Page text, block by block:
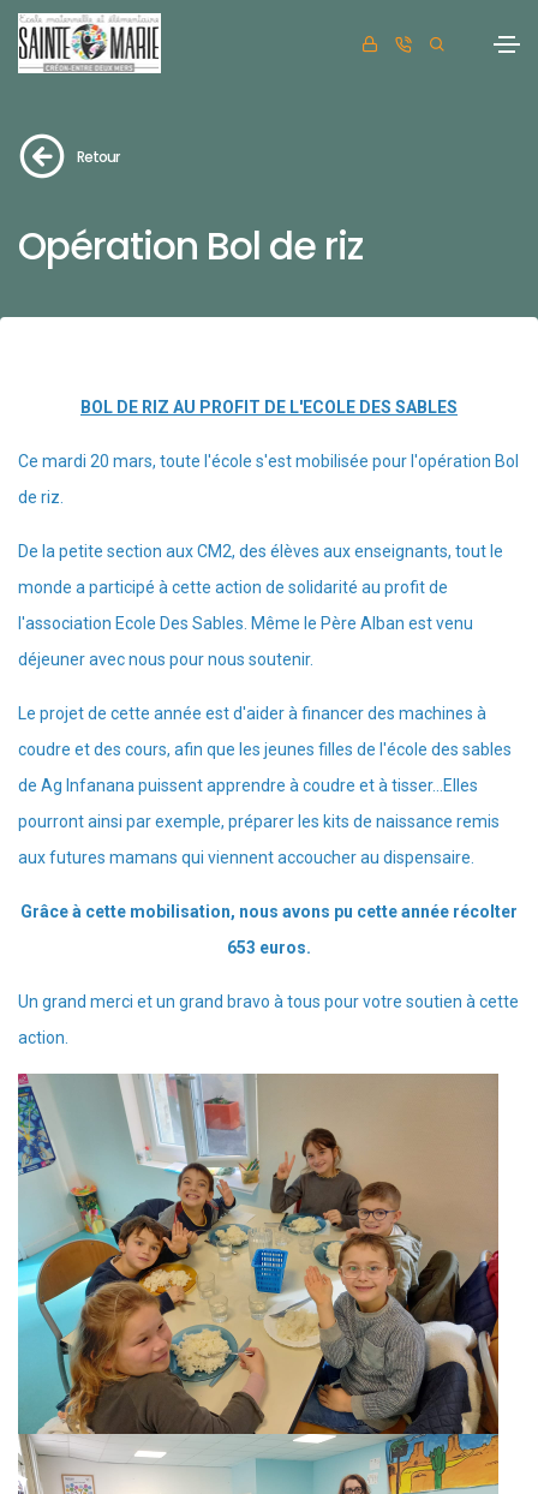
Retour
Opération Bol de riz
BOL DE RIZ AU PROFIT DE L'ECOLE DES SABLES
Ce mardi 20 mars, toute l'école s'est mobilisée pour l'opération Bol
de riz.
De la petite section aux CM2, des élèves aux enseignants, tout le
monde a participé à cette action de solidarité au profit de
l'association Ecole Des Sables. Même le Père Alban est venu
déjeuner avec nous pour nous soutenir.
Le projet de cette année est d'aider à financer des machines à
coudre et des cours, afin que les jeunes filles de l'école des sables
de Ag Infanana puissent apprendre à coudre et à tisser...Elles
pourront ainsi par exemple, préparer les kits de naissance remis
aux futures mamans qui viennent accoucher au dispensaire.
Grâce à cette mobilisation, nous avons pu cette année récolter
653 euros.
Un grand merci et un grand bravo à tous pour votre soutien à cette
action.